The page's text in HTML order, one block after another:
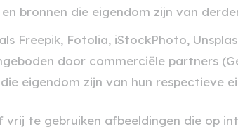
bronnen die eigendom zijn van
Freepik, Fotolia, iStockPhoto,
door commerciële partners
eigendom zijn van hun respectieve
te gebruiken afbeeldingen die op